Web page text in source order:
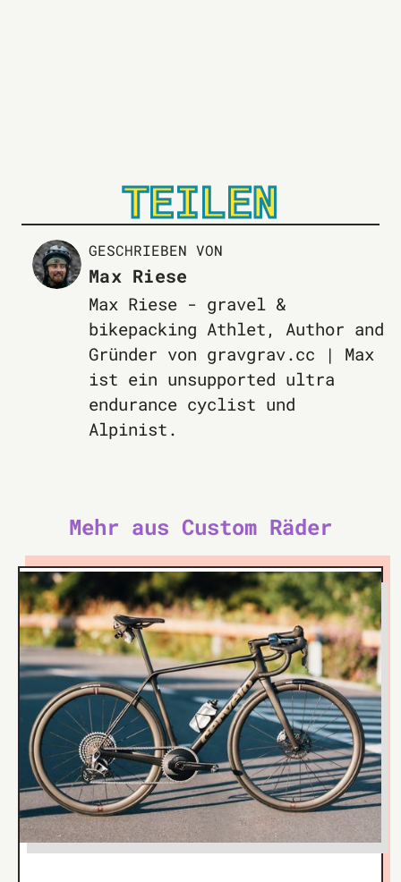
TEILEN
GESCHRIEBEN VON
Max Riese
Max Riese - gravel &
bikepacking Athlet, Author and
Gründer von gravgrav.cc | Max
ist ein unsupported ultra
endurance cyclist und
Alpinist.
Mehr aus Custom Räder